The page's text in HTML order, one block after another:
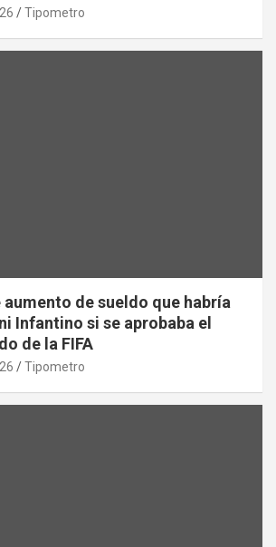
Tipometro
de sueldo que habría
Infantino si se aprobaba el
de la FIFA
Tipometro